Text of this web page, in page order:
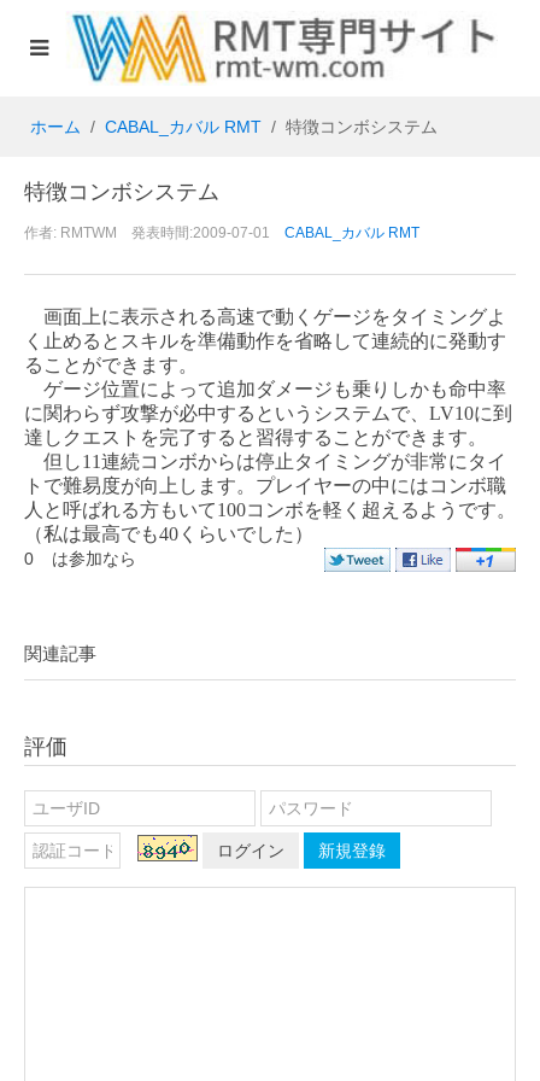
ホーム CABAL_カバル RMT 特徴コンボシステム
特徴コンボシステム
作者: RMTWM 発表時間:2009-07-01 CABAL_カバル RMT
画面上に表示される高速で動くゲージをタイミングよ
く止めるとスキルを準備動作を省略して連続的に発動す
ることができます。
ゲージ位置によって追加ダメージも乗りしかも命中率
に関わらず攻撃が必中するというシステムで、 LV10に到
達しクエストを完了すると習得することができます。
但し11連続コンボからは停止タイミングが非常にタイ
トで難易度が向上します。プレイヤーの中にはコンボ職
人と呼ばれる方もいて100コンボを軽く超えるようです。
（私は最高でも40 くらいでした）
0 は参加なら
関連記事
評価
ログイン 新規登錄